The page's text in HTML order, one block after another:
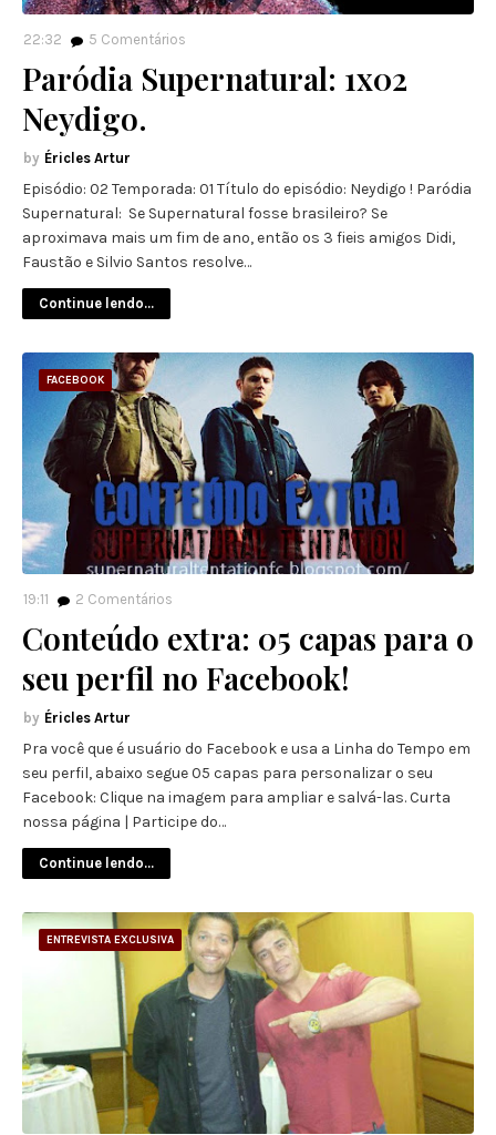
22:32 5 Comentários
Paródia Supernatural: 1x02
Neydigo.
Éricles Artur
Episódio: 02 Temporada: 01 Título do episódio: Neydigo ! Paródia
Supernatural: Se Supernatural fosse brasileiro? Se
aproximava mais um fim de ano, então os 3 fieis amigos Didi,
Faustão e Silvio Santos resolve…
Continue lendo...
FACEBOOK
19:11 2 Comentários
Conteúdo extra: 05 capas para o
seu perfil no Facebook!
Éricles Artur
Pra você que é usuário do Facebook e usa a Linha do Tempo em
seu perfil, abaixo segue 05 capas para personalizar o seu
Facebook: Clique na imagem para ampliar e salvá-las. Curta
nossa página | Participe do…
Continue lendo...
ENTREVISTA EXCLUSIVA